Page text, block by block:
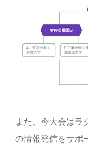
また、今大会はラ
の情報発信をサポ